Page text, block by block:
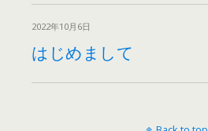
2022年10月6日
はじめまして